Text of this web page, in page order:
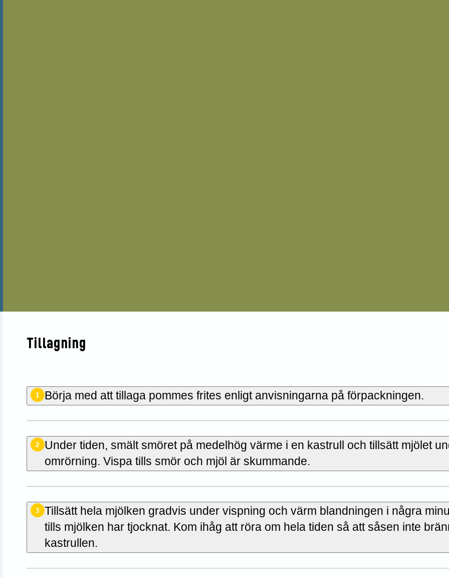
Tillagning
1 Börja med att tillaga pommes frites enligt anvisningarna på förpackningen.
2
Under tiden, smält smöret på medelhög värme i en kastrull och tillsätt mjölet
omrörning. Vispa tills smör och mjöl är skummande.
3
Tillsätt hela mjölken gradvis under vispning och värm blandningen i några
tills mjölken har tjocknat. Kom ihåg att röra om hela tiden så att såsen inte
kastrullen.